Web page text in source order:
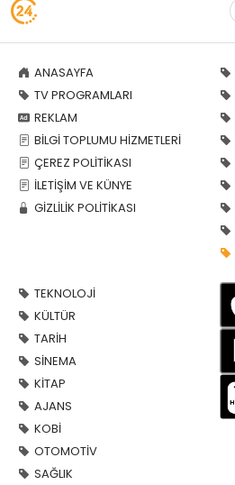
ANASAYFA
TV PROGRAMLARI
REKLAM
BİLGİ TOPLUMU HİZMETLERİ
ÇEREZ POLİTİKASI
İLETİŞİM VE KÜNYE
GİZLİLİK POLİTİKASI
TEKNOLOJİ
KÜLTÜR
TARİH
SİNEMA
KİTAP
AJANS
KOBİ
OTOMOTİV
SAĞLIK